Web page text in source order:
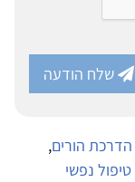
שלח הודעה
הדרכת הורים,
טיפול נפשי